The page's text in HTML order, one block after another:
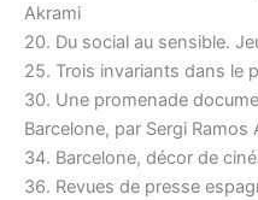
Akrami
20. Du social au sensible.
25. Trois invariants dans le
30. Une promenade
Barcelone, par Sergi Ramos
34. Barcelone, décor de
36. Revues de presse